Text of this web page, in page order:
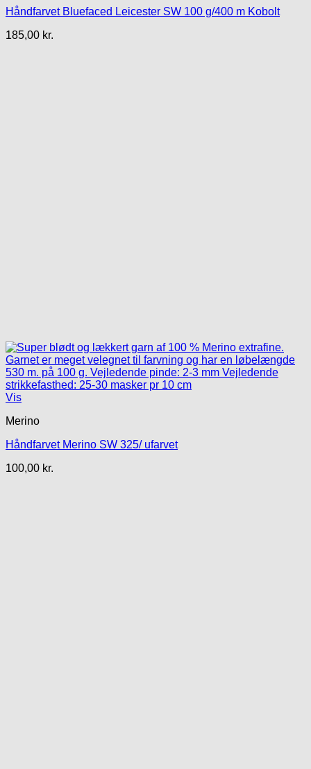
Håndfarvet Bluefaced Leicester SW 100 g/400 m Kobolt
185,00 kr.
Vis
Merino
Håndfarvet Merino SW 325/ ufarvet
100,00 kr.